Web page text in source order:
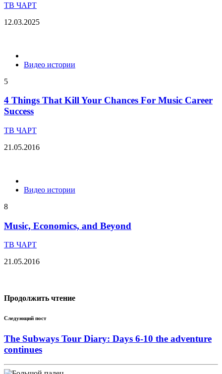
ТВ ЧАРТ
12.03.2025
Видео истории
5
4 Things That Kill Your Chances For Music Career
Success
ТВ ЧАРТ
21.05.2016
Видео истории
8
Music, Economics, and Beyond
ТВ ЧАРТ
21.05.2016
Продолжить чтение
Следующий пост
The Subways Tour Diary: Days 6-10 the adventure
continues